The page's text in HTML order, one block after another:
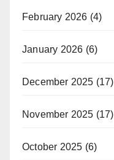
February 2026 (4)
January 2026 (6)
December 2025 (17)
November 2025 (17)
October 2025 (6)